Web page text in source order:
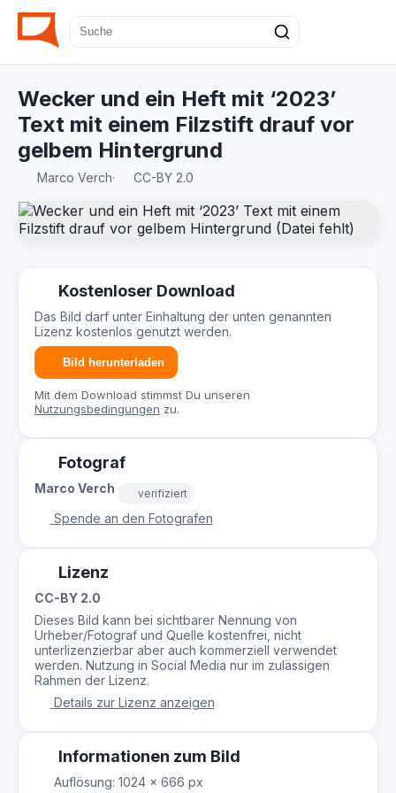
Wecker und ein Heft mit ‘2023’
Text mit einem Filzstift drauf vor
gelbem Hintergrund
Marco Verch· CC-BY 2.0
Kostenloser Download
Das Bild darf unter Einhaltung der unten genannten
Lizenz kostenlos genutzt werden.
Bild herunterladen
Mit dem Download stimmst Du unseren
Nutzungsbedingungen zu.
Fotograf
Marco Verch verifiziert
Spende an den Fotografen
Lizenz
CC-BY 2.0
Dieses Bild kann bei sichtbarer Nennung von
Urheber/Fotograf und Quelle kostenfrei, nicht
unterlizenzierbar aber auch kommerziell verwendet
werden. Nutzung in Social Media nur im zulässigen
Rahmen der Lizenz.
Details zur Lizenz anzeigen
Informationen zum Bild
Auflösung: 1024 × 666 px